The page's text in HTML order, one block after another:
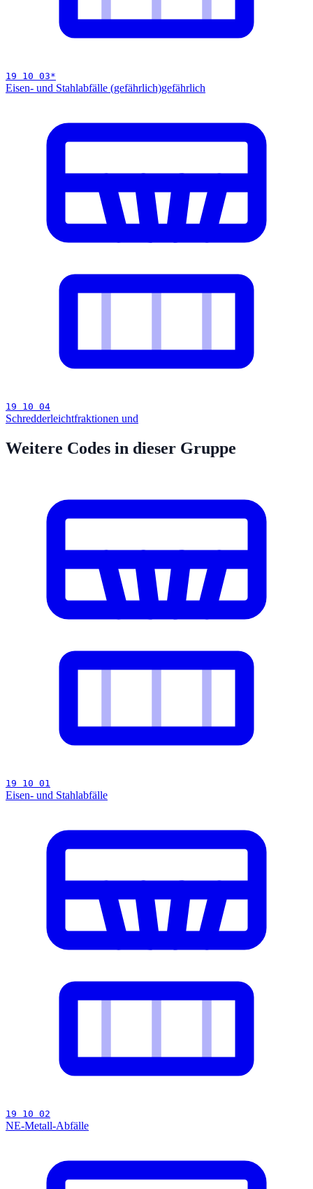
19 10 03*
Eisen- und Stahlabfälle (gefährlich)gefährlich
19 10 04
Schredderleichtfraktionen und
Weitere Codes in dieser Gruppe
19 10 01
Eisen- und Stahlabfälle
19 10 02
NE-Metall-Abfälle